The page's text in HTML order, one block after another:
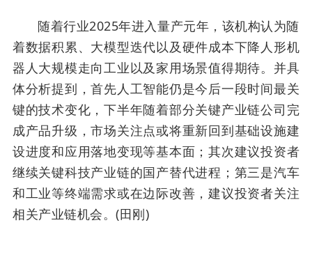
随着行业2025年进入量产元年，该机构认为随
着数据积累、大模型迭代以及硬件成本下降人形机
器人大规模走向工业以及家用场景值得期待。并具
体分析提到，首先人工智能仍是今后一段时间最关
键的技术变化，下半年随着部分关键产业链公司完
成产品升级，市场关注点或将重新回到基础设施建
设进度和应用落地变现等基本面；其次建议投资者
继续关键科技产业链的国产替代进程；第三是汽车
和工业等终端需求或在边际改善，建议投资者关注
相关产业链机会。(田刚)